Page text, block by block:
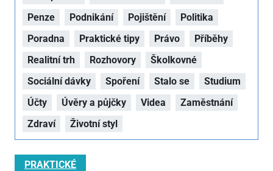
Penze
Podnikání Pojištění
Politika
Poradna
Praktické tipy Právo
Příběhy
Realitní trh
Rozhovory
Školkovné
Sociální dávky
Spoření Stalo se
Studium
Účty
Úvěry a půjčky Videa
Zaměstnání
Zdraví
Životní styl
PRAKTICKÉ